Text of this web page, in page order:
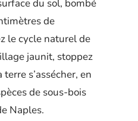
du sol, bombé
de
le cycle naturel de
jaunit, stoppez
s’assécher, en
de sous-bois
Naples.